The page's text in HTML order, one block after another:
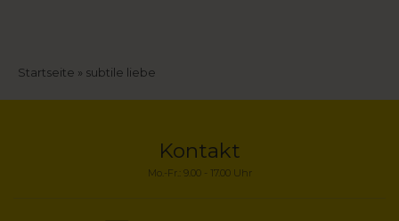
Pfadnavigation
Startseite subtile liebe
Kontakt
Mo.-Fr.: 9.00 - 17.00 Uhr